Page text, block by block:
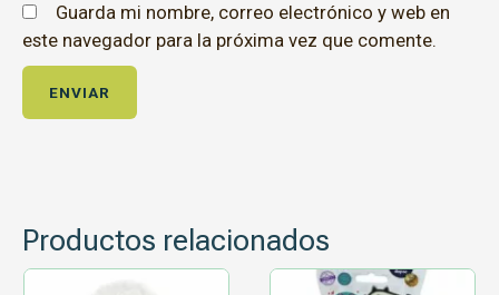
Guarda mi nombre, correo electrónico y web en
este navegador para la próxima vez que comente.
Productos relacionados